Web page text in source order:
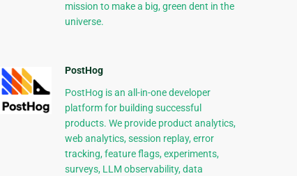
mission to make a big, green dent in the
universe.
PostHog
PostHog is an all-in-one developer
platform for building successful
products. We provide product analytics,
web analytics, session replay, error
tracking, feature flags, experiments,
surveys, LLM observability, data